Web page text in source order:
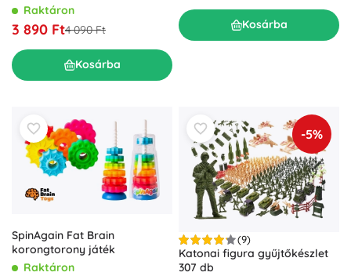
Raktáron
3 890 Ft4 090 Ft
Kosárba
Kosárba
SpinAgain Fat Brain
korongtorony játék
Raktáron
-5%
(9)
Katonai figura gyűjtőkészlet
307 db